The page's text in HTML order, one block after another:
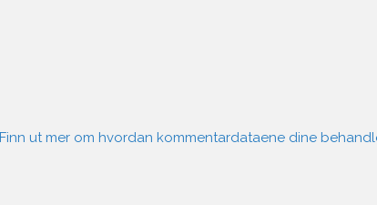
Finn ut mer om hvordan kommentardataene dine